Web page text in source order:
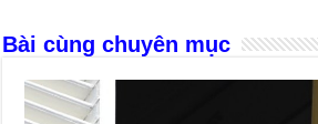
k
Bài cùng chuyên mục